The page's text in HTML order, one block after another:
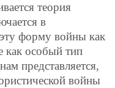
теория
в
форму войны как
как особый тип
представляется,
войны